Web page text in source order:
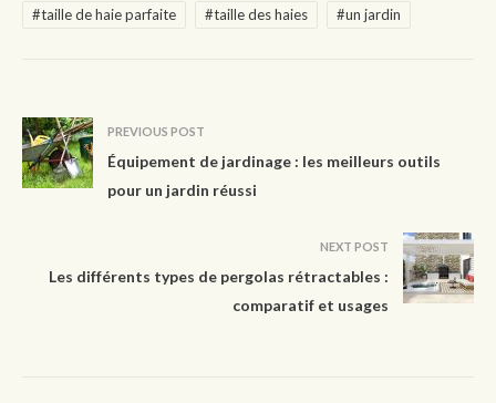
#taille de haie parfaite #taille des haies #un jardin
PREVIOUS POST
Équipement de jardinage : les meilleurs outils
pour un jardin réussi
NEXT POST
Les différents types de pergolas rétractables :
comparatif et usages